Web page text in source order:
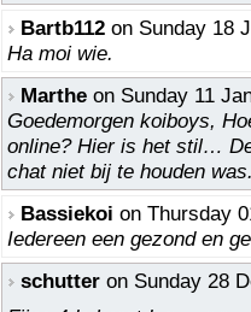
Bartb112 on Sunday 18
Ha moi wie.
Marthe on Sunday 11
Goedemorgen koiboys,
online? Hier is het stil…
chat niet bij te houden
Bassiekoi on Thursday
Iedereen een gezond en
schutter on Sunday 28